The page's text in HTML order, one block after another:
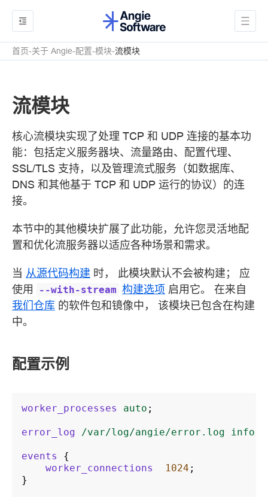
首页 关于 Angie 配置 模块 流模块
流模块
核心流模块实现了处理 TCP 和 UDP 连接的基本功
能：包括定义服务器块、流量路由、配置代理、
SSL/TLS 支持，以及管理流式服务（如数据库、
DNS 和其他基于 TCP 和 UDP 运行的协议）的连
接。
本节中的其他模块扩展了此功能，允许您灵活地配
置和优化流服务器以适应各种场景和需求。
当 从源代码构建 时， 此模块默认不会被构建； 应
使用
‑‑with‑stream 构建选项 启用它。 在来自
我们仓库 的软件包和镜像中， 该模块已包含在构建
中。
配置示例
worker_processes auto ;
error_log /var/log/angie/error.log info
events
{
worker_connections
1024 ;
}